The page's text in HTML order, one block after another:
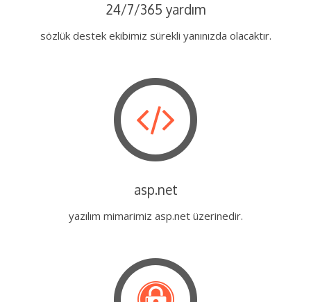
24/7/365 yardım
sözlük destek ekibimiz sürekli yanınızda olacaktır.
asp.net
yazılım mimarimiz asp.net üzerinedir.